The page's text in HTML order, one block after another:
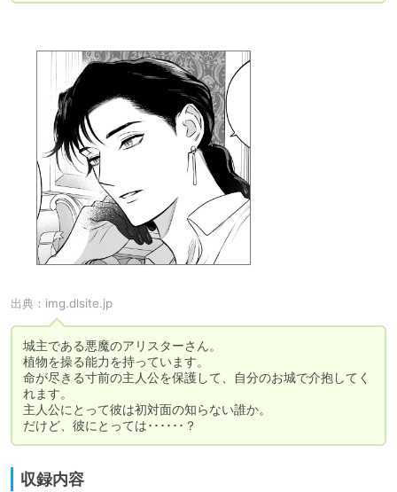
出典： img.dlsite.jp
城主である悪魔のアリスターさん。
植物を操る能力を持っています。
命が尽きる寸前の主人公を保護して、自分のお城で介抱してく
れます。
主人公にとって彼は初対面の知らない誰か。
だけど、彼にとっては･･････？
収録内容